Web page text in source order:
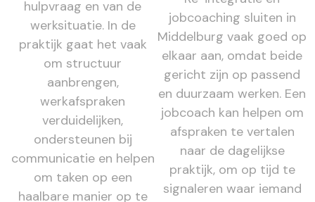
hulpvraag en van de
werksituatie. In de
praktijk gaat het vaak
om structuur
aanbrengen,
werkafspraken
verduidelijken,
ondersteunen bij
communicatie en helpen
om taken op een
haalbare manier op te
jobcoaching sluiten in
Middelburg vaak goed op
elkaar aan, omdat beide
gericht zijn op passend
en duurzaam werken. Een
jobcoach kan helpen om
afspraken te vertalen
naar de dagelijkse
praktijk, om op tijd te
signaleren waar iemand